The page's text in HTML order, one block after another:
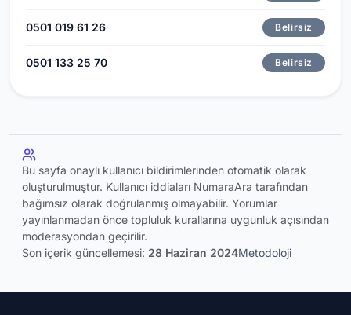
0501 019 61 26 Belirsiz
0501 133 25 70 Belirsiz
Bu sayfa onaylı kullanıcı bildirimlerinden otomatik olarak
oluşturulmuştur. Kullanıcı iddiaları NumaraAra tarafından
bağımsız olarak doğrulanmış olmayabilir. Yorumlar
yayınlanmadan önce topluluk kurallarına uygunluk açısından
moderasyondan geçirilir.
Son içerik güncellemesi: 28 Haziran 2024Metodoloji